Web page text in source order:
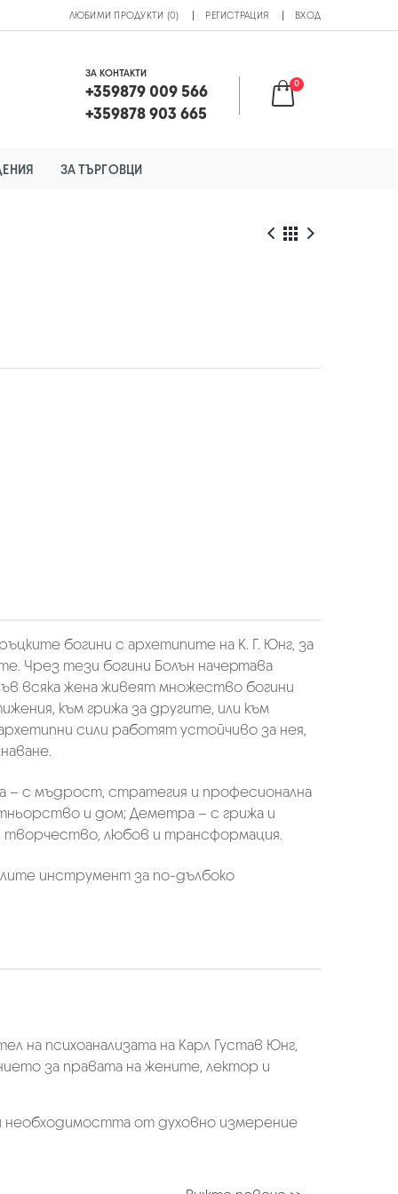
ЛЮБИМИ ПРОДУКТИ (0) РЕГИСТРАЦИЯ ВХОД
ЗА КОНТАКТИ
+359879 009 566
+359878 903 665
0
ЗА ТЪРГОВЦИ
богини с архетипите на К. Г. Юнг, за
Чрез тези богини Болън начертава
всяка жена живеят множество богини
към грижа за другите, или към
сили работят устойчиво за нея,
– с мъдрост, стратегия и професионална
и дом; Деметра – с грижа и
любов и трансформация.
инструмент за по-дълбоко
на психоанализата на Карл Густав Юнг,
за правата на жените, лектор и
необходимостта от духовно измерение